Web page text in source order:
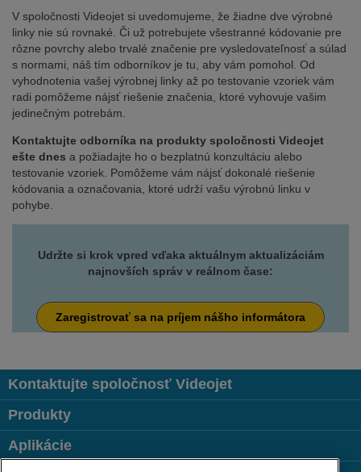
V spoločnosti Videojet si uvedomujeme, že žiadne dve výrobné
linky nie sú rovnaké. Či už potrebujete všestranné kódovanie pre
rôzne povrchy alebo trvalé značenie pre vysledovateľnosť a súlad
s normami, náš tím odborníkov je tu, aby vám pomohol. Od
vyhodnotenia vašej výrobnej linky až po testovanie vzoriek vám
radi pomôžeme nájsť riešenie značenia, ktoré vyhovuje vašim
jedinečným potrebám.
Kontaktujte odborníka na produkty spoločnosti Videojet
ešte dnes a požiadajte ho o bezplatnú konzultáciu alebo
testovanie vzoriek. Pomôžeme vám nájsť dokonalé riešenie
kódovania a označovania, ktoré udrží vašu výrobnú linku v
pohybe.
Udržte si krok vpred vďaka aktuálnym aktualizáciám
najnovších správ v reálnom čase:
Zaregistrovať sa na príjem nášho informátora
Kontaktujte spoločnosť Videojet
Produkty
Aplikácie